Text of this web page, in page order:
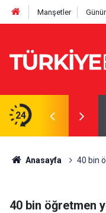
Manşetler
24
kampanya
Anasayfa 40 bin
40 bin öğretmen